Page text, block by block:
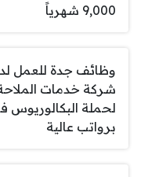
9,000 شهرياً
وظائف جدة للعمل
شركة خدمات
لحملة البكالوريوس
برواتب عالية